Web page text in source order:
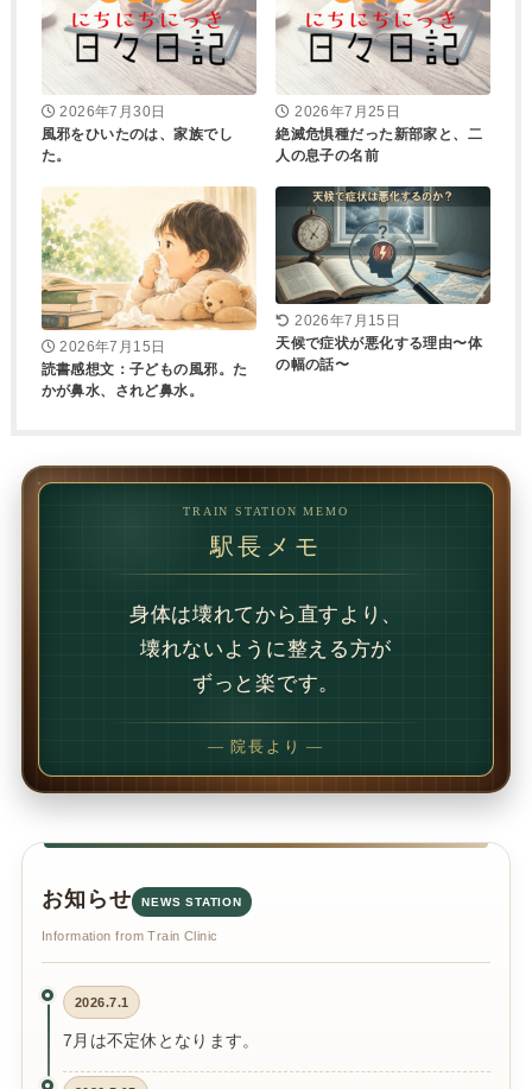
2026年7月30日
風邪をひいたのは、家族でし
た。
2026年7月25日
絶滅危惧種だった新部家と、二
人の息子の名前
2026年7月15日
読書感想文：子どもの風邪。た
かが鼻水、されど鼻水。
2026年7月15日
天候で症状が悪化する理由〜体
の幅の話〜
TRAIN STATION MEMO
駅長メモ
1回で変わることもあります。
でも、続けることで
変わることの方が多いです。
— 院長より —
お知らせ NEWS STATION
Information from Train Clinic
2026.7.1
7月は不定休となります。